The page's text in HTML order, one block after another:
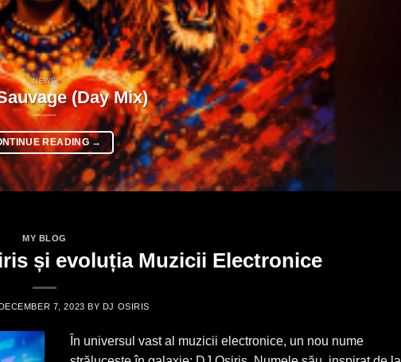
NEWS
(Day Mix)
READING→
MY BLOG
și evoluția Muzicii Electronice
DECEMBER 7, 2023 BY DJ OSIRIS
În universul vast al muzicii electronice, un nou nume